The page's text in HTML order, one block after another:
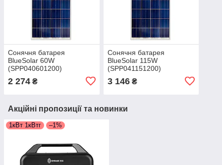
Сонячня батарея
BlueSolar 60W
(SPP040601200)
2 274 ₴
Сонячня батарея
BlueSolar 115W
(SPP041151200)
3 146₴
Акційні пропозиції та новинки
1кВт 1кВтг –1%